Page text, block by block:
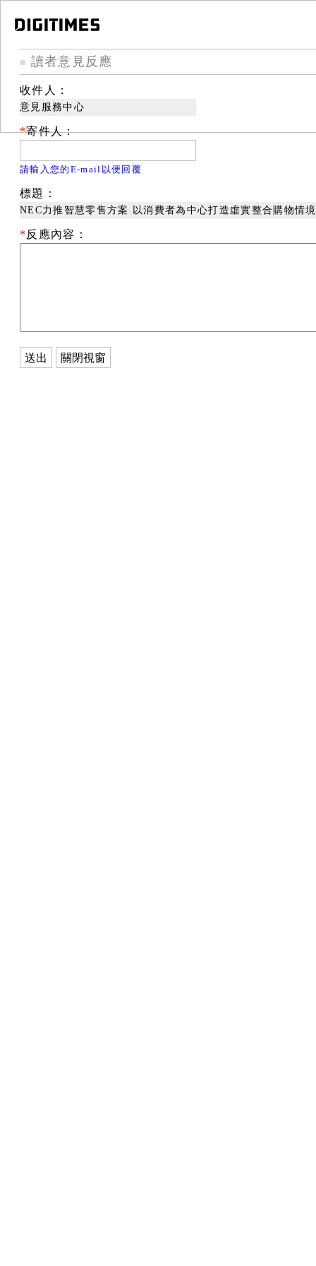
■ 讀者意見反應
收件人：
意見服務中心
*寄件人：
請輸入您的E-mail以便回覆
標題：
NEC力推智慧零售方案 以消費者為中心打造虛實整合購物情境
* 反應內容：